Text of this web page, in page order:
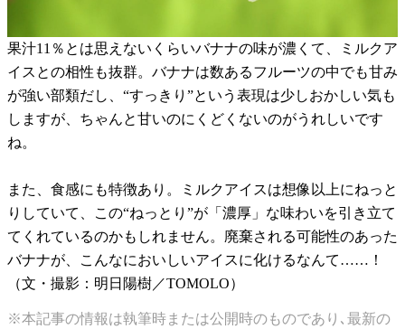
果汁11％とは思えないくらいバナナの味が濃くて、ミルクア
イスとの相性も抜群。バナナは数あるフルーツの中でも甘み
が強い部類だし、“すっきり”という表現は少しおかしい気も
しますが、ちゃんと甘いのにくどくないのがうれしいです
ね。
また、食感にも特徴あり。ミルクアイスは想像以上にねっと
りしていて、この“ねっとり”が「濃厚」な味わいを引き立て
てくれているのかもしれません。廃棄される可能性のあった
バナナが、こんなにおいしいアイスに化けるなんて……！
（文・撮影：明日陽樹／TOMOLO）
※本記事の情報は執筆時または公開時のものであり､最新の